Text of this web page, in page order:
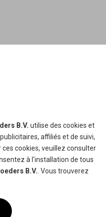
B.V. utilise des cookies et
affiliés et de suivi,
cookies, veuillez consulter
à l'installation de tous
B.V. . Vous trouverez
besoins de votre